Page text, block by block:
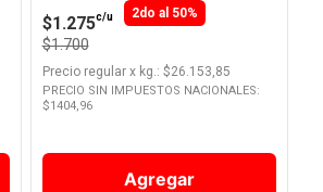
$1.275c/u 2do al 50%
$1.700
Precio regularx kg.: $26.153,85
PRECIO SIN IMPUESTOS NACIONALES:
$1404,96
Agregar